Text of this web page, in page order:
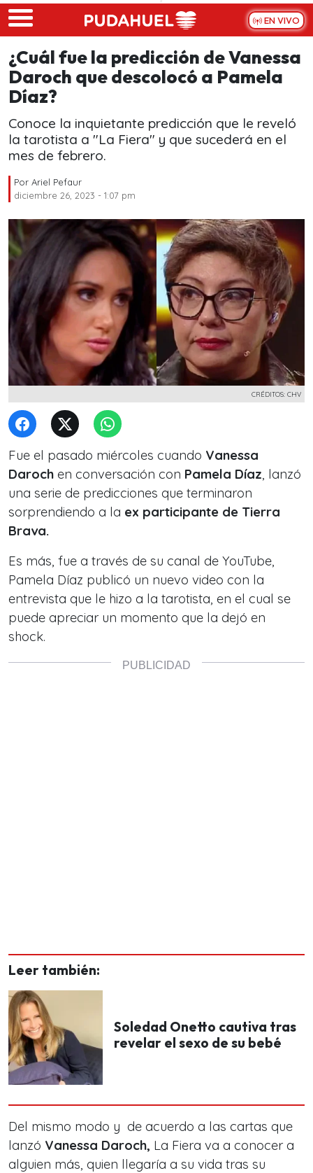
Skip to main content
EN VIVO
¿Cuál fue la predicción de Vanessa
Daroch que descolocó a Pamela
Díaz?
Conoce la inquietante predicción que le reveló
la tarotista a "La Fiera" y que sucederá en el
mes de febrero.
Por Ariel Pefaur
diciembre 26, 2023 - 1:07 pm
CRÉDITOS: CHV
Fue el pasado miércoles cuando Vanessa
Daroch en conversación con Pamela Díaz, lanzó
una serie de predicciones que terminaron
sorprendiendo a la ex participante de Tierra
Brava.
Es más, fue a través de su canal de YouTube,
Pamela Díaz publicó un nuevo video con la
entrevista que le hizo a la tarotista, en el cual se
puede apreciar un momento que la dejó en
shock.
Leer también:
Soledad Onetto cautiva tras
revelar el sexo de su bebé
Del mismo modo y de acuerdo a las cartas que
lanzó Vanessa Daroch, La Fiera va a conocer a
alguien más, quien llegaría a su vida tras su